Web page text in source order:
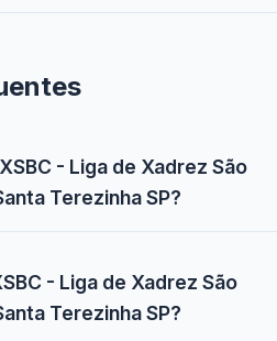
- Liga de Xadrez São
Terezinha SP?
- Liga de Xadrez São
Terezinha SP?